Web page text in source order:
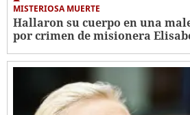
MISTERIOSA MUERTE
Hallaron su cuerpo en una
por crimen de misionera